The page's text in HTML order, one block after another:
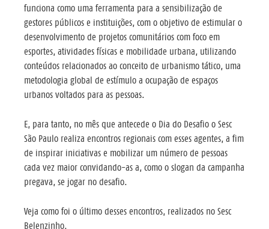
funciona como uma ferramenta para a sensibilização de
gestores públicos e instituições, com o objetivo de estimular o
desenvolvimento de projetos comunitários com foco em
esportes, atividades físicas e mobilidade urbana, utilizando
conteúdos relacionados ao conceito de urbanismo tático, uma
metodologia global de estímulo a ocupação de espaços
urbanos voltados para as pessoas.
E, para tanto, no mês que antecede o Dia do Desafio o Sesc
São Paulo realiza encontros regionais com esses agentes, a fim
de inspirar iniciativas e mobilizar um número de pessoas
cada vez maior convidando-as a, como o slogan da campanha
pregava, se jogar no desafio.
Veja como foi o último desses encontros, realizados no Sesc
Belenzinho.